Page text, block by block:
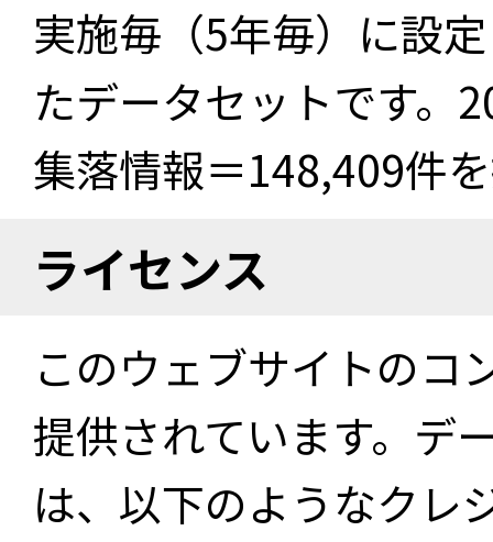
実施毎（5年毎）に設
たデータセットです。
集落情報＝148,409件
ライセンス
このウェブサイトのコ
提供されています。デ
は、以下のようなクレ